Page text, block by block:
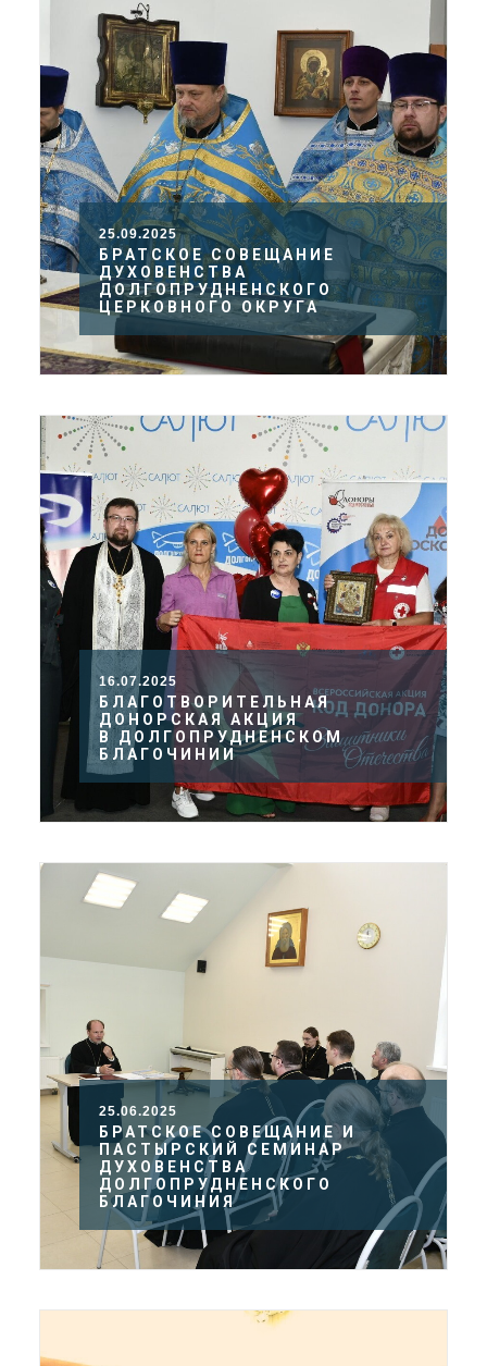
25.09.2025
БРАТСКОЕ СОВЕЩАНИЕ
ДУХОВЕНСТВА
ДОЛГОПРУДНЕНСКОГО
ЦЕРКОВНОГО ОКРУГА
16.07.2025
БЛАГОТВОРИТЕЛЬНАЯ
ДОНОРСКАЯ АКЦИЯ
В ДОЛГОПРУДНЕНСКОМ
БЛАГОЧИНИИ
25.06.2025
БРАТСКОЕ СОВЕЩАНИЕ И
ПАСТЫРСКИЙ СЕМИНАР
ДУХОВЕНСТВА
ДОЛГОПРУДНЕНСКОГО
БЛАГОЧИНИЯ